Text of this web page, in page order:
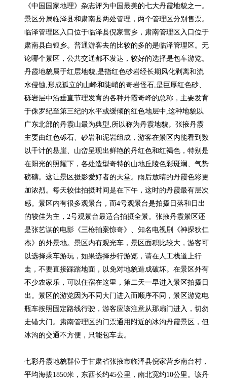
《中国国家地理》杂志评为中国最美的七大丹霞地貌之一。
景区分属临泽县和肃南县两处管理，两个管理区分别售票。
临泽管理区入口位于临泽县倪家营乡，肃南管理区入口位于
肃南县白银乡。普通游客去的比较的多的是临泽管理区。无
论哪个景区，公共交通都不发达，较好的选择是包车游览。
丹霞地貌属于红层地貌,是指红色砂岩经长期风化剥离和流
水侵蚀,形成孤立的山峰和陡峭的奇岩怪石,是巨厚红色砂、
砾岩层中沿垂直节理发育的各种丹霞奇峰的总称，主要发育
于侏罗纪至第三纪的水平或缓倾的红色地层中,这种地貌以
广东北部的丹霞山最为典型,所以称为丹霞地貌。张掖丹霞
主要由红色砾石、砂岩和泥岩组成，游客在景区内能看到数
以千计的悬崖、山峦呈现出鲜艳的丹红色和红褐色，特别是
在阳光的照耀下，各处造型奇特的山地丘陵色彩斑斓、气势
磅礴。这让景区摄影爱好者的天堂。雨后放晴的丹霞色彩更
加浓烈。每天较佳拍摄时间是在下午，这时的丹霞最有层次
感。景区内有很多观景台，而4号观景台是拍摄日落和日出
的较佳为主，2号观景台最适合拍摄全景。张掖丹霞景区还
是张艺谋的电影《三枪拍案惊奇》、知名电视剧《神探狄仁
杰》的外景地。景区内有观光车，景区面积比较大，游客可
以选择乘车游玩，如果选择步行游览，请在人工栈道上行
走，不要直接踩踏地面，以免对地貌造成破坏。在景区外有
不少农家乐，可以住宿在这里，第二天一早进入景区拍摄日
出。景区的游览因为不同大门进入而顺序不同，景区游览电
瓶车按照固定路线行驶，游客应该注意从那扇门进入，切勿
走错大门。肃南管理区的门票通用附近的冰沟丹霞景区，但
冰沟的交通不方便，只能包车去。
七彩丹霞地貌群位于甘肃省张掖市临泽县倪家营乡南台村，
平均海拔1850米，东西长约45公里，南北宽约10公里。该丹